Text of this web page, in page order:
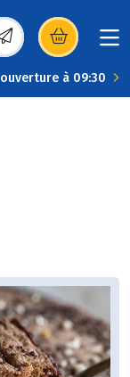
dans une
à 09:30